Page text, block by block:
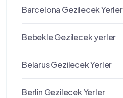
Barcelona Gezilecek Yerler
Bebekle Gezilecek yerler
Belarus Gezilecek Yerler
Berlin Gezilecek Yerler